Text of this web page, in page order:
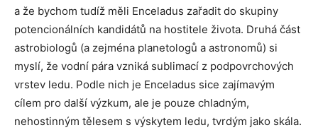
a že bychom tudíž měli Enceladus zařadit do skupiny
potencionálních kandidátů na hostitele života. Druhá část
astrobiologů (a zejména planetologů a astronomů) si
myslí, že vodní pára vzniká sublimací z podpovrchových
vrstev ledu. Podle nich je Enceladus sice zajímavým
cílem pro další výzkum, ale je pouze chladným,
nehostinným tělesem s výskytem ledu, tvrdým jako skála.